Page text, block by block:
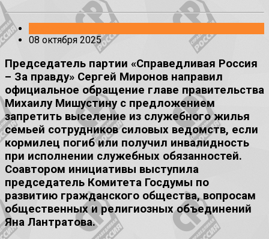
08 октября 2025
Председатель партии «Справедливая Россия
– За правду» Сергей Миронов направил
официальное обращение главе правительства
Михаилу Мишустину с предложением
запретить выселение из служебного жилья
семьей сотрудников силовых ведомств, если
кормилец погиб или получил инвалидность
при исполнении служебных обязанностей.
Соавтором инициативы выступила
председатель Комитета Госдумы по
развитию гражданского общества, вопросам
общественных и религиозных объединений
Яна Лантратова.